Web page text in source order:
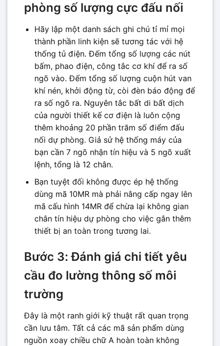
phòng số lượng cực đấu nối
Hãy lập một danh sách ghi chú tỉ mỉ mọi
thành phần linh kiện sẽ tương tác với hệ
thống tủ điện. Đếm tổng số lượng các nút
bấm, phao điện, công tắc cơ khí để ra số
ngõ vào. Đếm tổng số lượng cuộn hút van
khí nén, khởi động từ, còi đèn báo động để
ra số ngõ ra. Nguyên tắc bất di bất dịch
của người thiết kế cơ điện là luôn cộng
thêm khoảng 20 phần trăm số điểm đấu
nối dự phòng. Giả sử hệ thống máy của
bạn cần 7 ngõ nhận tín hiệu và 5 ngõ xuất
lệnh, tổng là 12 chân.
Bạn tuyệt đối không được ép hệ thống
dùng mã 10MR mà phải nâng cấp ngay lên
mã cấu hình 14MR để chừa lại không gian
chân tín hiệu dự phòng cho việc gắn thêm
thiết bị an toàn trong tương lai.
Bước 3: Đánh giá chi tiết yêu
cầu đo lường thông số môi
trường
Đây là một ranh giới kỹ thuật rất quan trọng
cần lưu tâm. Tất cả các mã sản phẩm dùng
nguồn xoay chiều chữ A hoàn toàn không